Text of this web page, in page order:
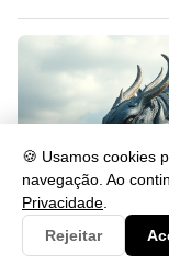
🍪 Usamos cookies
navegação. Ao
Privacidade
Rejeitar